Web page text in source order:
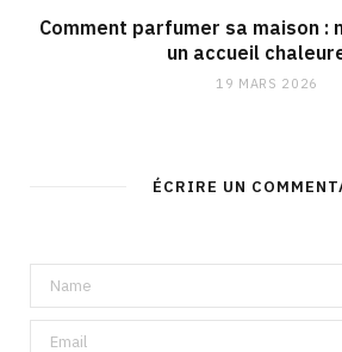
Comment parfumer sa maison :
un accueil
19 MARS 2026
ÉCRIRE UN